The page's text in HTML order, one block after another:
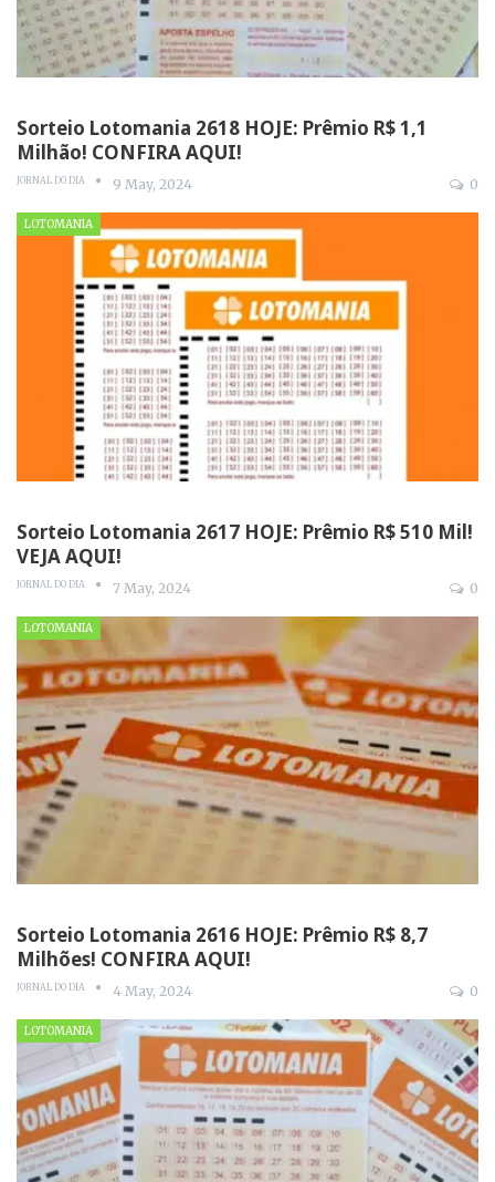
Sorteio Lotomania 2618 HOJE: Prêmio R$ 1,1
Milhão! CONFIRA AQUI!
JORNAL DO DIA 9 May, 2024 0
LOTOMANIA
Sorteio Lotomania 2617 HOJE: Prêmio R$ 510 Mil!
VEJA AQUI!
JORNAL DO DIA 7 May, 2024 0
LOTOMANIA
Sorteio Lotomania 2616 HOJE: Prêmio R$ 8,7
Milhões! CONFIRA AQUI!
JORNAL DO DIA 4 May, 2024 0
LOTOMANIA